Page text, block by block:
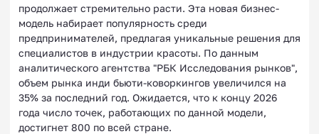
продолжает стремительно расти. Эта новая бизнес-
модель набирает популярность среди
предпринимателей, предлагая уникальные решения для
специалистов в индустрии красоты. По данным
аналитического агентства "РБК Исследования рынков",
объем рынка инди бьюти-коворкингов увеличился на
35% за последний год. Ожидается, что к концу 2026
года число точек, работающих по данной модели,
достигнет 800 по всей стране.